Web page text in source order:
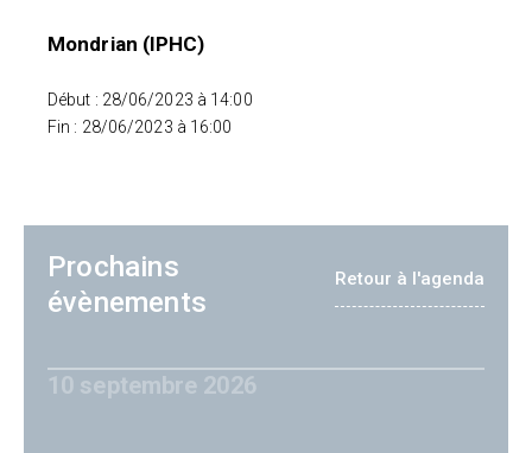
Mondrian (IPHC)
Début : 28/06/2023 à 14:00
Fin : 28/06/2023 à 16:00
Prochains
évènements
Retour à l'agenda
10 septembre 2026